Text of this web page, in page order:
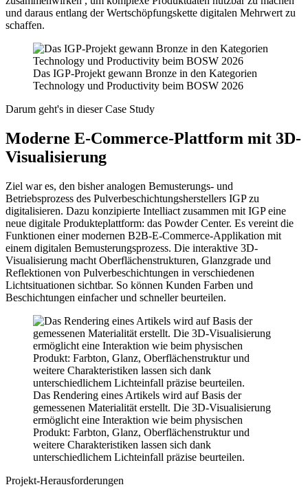
und daraus entlang der Wertschöpfungskette digitalen Mehrwert zu
schaffen.
Das IGP-Projekt gewann Bronze in den Kategorien
Technology und Productivity beim BOSW 2026
Darum geht's in dieser Case Study
Moderne E-Commerce-Plattform mit 3D-
Visualisierung
Ziel war es, den bisher analogen Bemusterungs- und
Betriebsprozess des Pulverbeschichtungsherstellers IGP zu
digitalisieren. Dazu konzipierte Intelliact zusammen mit IGP eine
neue digitale Produkteplattform: das Powder Center. Es vereint die
Funktionen einer modernen B2B-E-Commerce-Applikation mit
einem digitalen Bemusterungsprozess. Die interaktive 3D-
Visualisierung macht Oberflächenstrukturen, Glanzgrade und
Reflektionen von Pulverbeschichtungen in verschiedenen
Lichtsituationen sichtbar. So können Kunden Farben und
Beschichtungen einfacher und schneller beurteilen.
Das Rendering eines Artikels wird auf Basis der
gemessenen Materialität erstellt. Die 3D-Visualisierung
ermöglicht eine Interaktion wie beim physischen
Produkt: Farbton, Glanz, Oberflächenstruktur und
weitere Charakteristiken lassen sich dank
unterschiedlichem Lichteinfall präzise beurteilen.
Projekt-Herausforderungen